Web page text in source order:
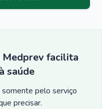
Medprev facilita
saúde
pelo serviço
precisar.